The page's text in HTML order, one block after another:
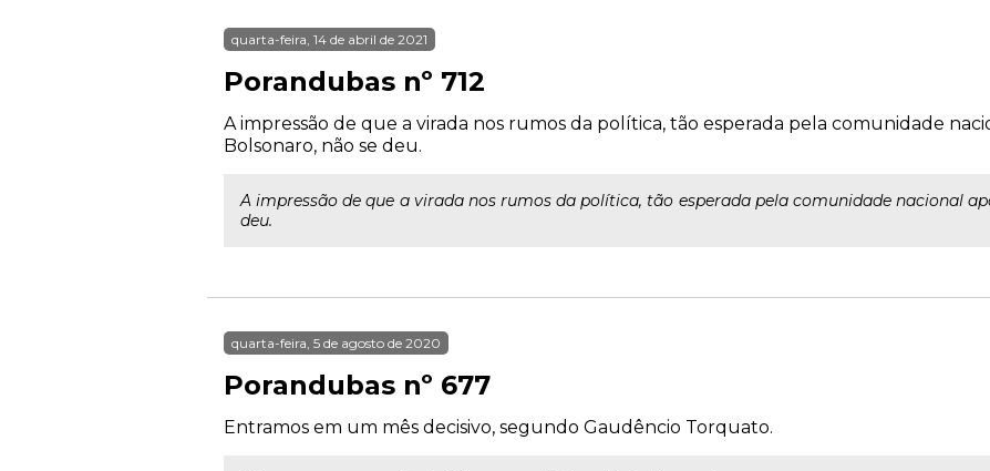
quarta-feira, 14 de abril de 2021
Porandubas nº 712
A impressão de que a virada nos rumos da política, tão esperada pela comunidade
Bolsonaro, não se deu.
A impressão de que a virada nos rumos da política, tão esperada pela comunidade nacional
deu.
quarta-feira, 5 de agosto de 2020
Porandubas nº 677
Entramos em um mês decisivo, segundo Gaudêncio Torquato.